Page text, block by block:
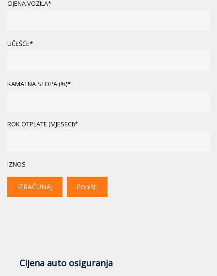
CIJENA VOZILA*
UČEŠĆE*
KAMATNA STOPA (%)*
ROK OTPLATE (MJESECI)*
IZNOS
IZRAČUNAJ Poništi
Cijena auto osiguranja